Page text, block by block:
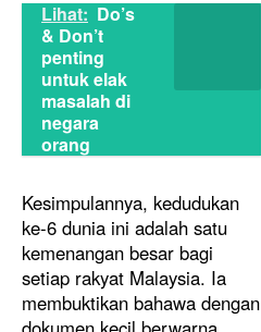
Lihat: Do’s
& Don’t
penting
untuk elak
masalah di
negara
orang
Kesimpulannya, kedudukan
ke-6 dunia ini adalah satu
kemenangan besar bagi
setiap rakyat Malaysia. Ia
membuktikan bahawa dengan